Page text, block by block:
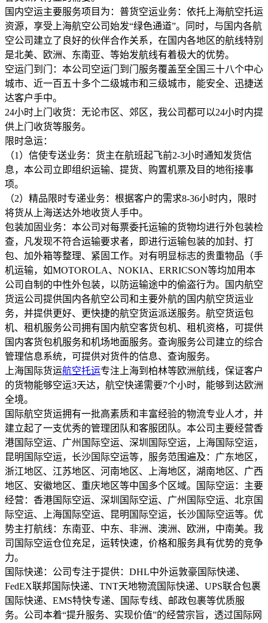
国内空运主要服务项目为：普货空运业务：依托上海航空托运
资源，享受上海航空公司始发“绿色通道”。同时，与国内各航
空公司建立了良好的伙伴合作关系，在国内各地区的航线特别
是北美、欧洲、东南亚、等始发航线有着极大的优势。
空运门到门：本公司空运门到门服务覆盖至全国三十八个中心
城市、近一百五十多个二级城市和三级城市，能安全、迅捷送
达客户手中。
24小时上门收货：无论市区、郊区，我公司都可以24小时内提
供上门收货等服务。
限时急运：
（1）信使专送业务：货主在航班起飞前2-3小时通知发货信
息，本公司立即组织运输、提货、购置机票及目的地衔接事
项。
（2）精品限时专递业务：根据客户的需求8-36小时内，限时
将货从上海送达外地收货人手中。
包装加固业务：本公司对每票委托运输的货物均进行外包装检
查，凡发现不符合运输要求者，即进行运输包装的加封、打
包、加外箱等整理、紧固工作。对有明显标志的贵重物品（手
机运输，如MOTOROLA、NOKIA、ERRICSON等均加用本
公司自制的中性外包装，以防运输途中的偷盗行为。国内航空
货运公司提供国内各航空公司和主要外航的国内航空货运业
务，并提供更好、更快捷的航空货运派送服务。航空货运包
机、租机服务公司拥有国内航空客货包机、租机资格，可提供
国内客货包机服务和机场地面服务。查询服务公司建立的综合
管理信息系统，可提供对货件的信息、查询服务。
上海国际货运航空托运专注上海到柏林等欧洲航线，保证客户
的货物能够空运3天达，航空快递需要7个小时，能够到达欧洲
全境。
国际航空货运拥有一批高素质和丰富经验的物流专业人才，并
建立起了一支优秀的管理团队和客服团队。本公司主要经营香
港国际空运、广州国际空运、深圳国际空运，上海国际空运，
昆明国际空运，长沙国际空运等，服务范围遍及：广东地区，
浙江地区、江苏地区、河南地区、上海地区，湖南地区、广西
地区、安徽地区、重庆地区等中国多个区域。国际空运：主要
经营：香港国际空运、深圳国际空运、广州国际空运、北京国
际空运、上海国际空运、昆明国际空运，长沙国际空运等。优
势主打航线：东南亚、中东、非洲、澳洲、欧洲，中南美。我
司国际空运仓位充足，运转快速，价格和服务具有优势的竞争
力。
国际快递：公司专注于提供：DHL中外运敦豪国际快递、
FedEX联邦国际快递、TNT天地物流国际快递、UPS联合包裹
国际快递、EMS特快专递、国际专线、邮政包裹等优质服
务。公司本着“提升服务、实现价值”的经营宗旨，透过国际网